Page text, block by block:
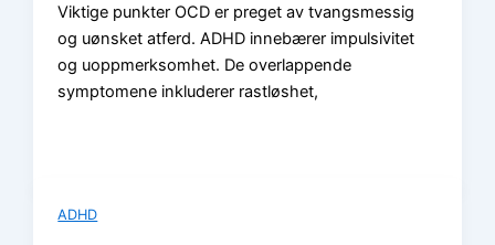
Viktige punkter OCD er preget av tvangsmessig
og uønsket atferd. ADHD innebærer impulsivitet
og uoppmerksomhet. De overlappende
symptomene inkluderer rastløshet,
ADHD